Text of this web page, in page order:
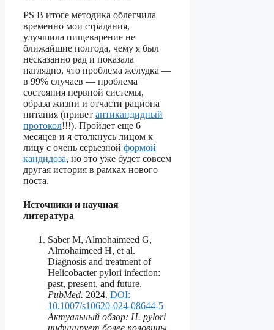
PS В итоге методика облегчила
временно мои страдания,
улучшила пищеварение не
ближайшие полгода, чему я был
несказанно рад и показала
наглядно, что проблема желудка —
в 99% случаев — проблема
состояния нервной системы,
образа жизни и отчасти рациона
питания (привет антикандидный
протокол!!!). Пройдет еще 6
месяцев и я столкнусь лицом к
лицу с очень серьезной формой
кандидоза, но это уже будет совсем
другая история в рамках нового
поста.
Источники и научная
литература
Saber M, Almohaimeed G,
Almohaimeed H, et al.
Diagnosis and treatment of
Helicobacter pylori infection:
past, present, and future.
PubMed. 2024. DOI:
10.1007/s10620-024-08644-5
Актуальный обзор: H. pylori